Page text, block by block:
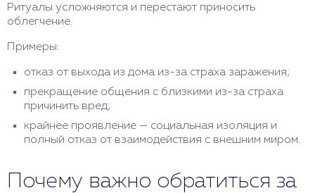
Ритуалы усложняются и перестают приносить
облегчение.
Примеры:
отказ от выхода из дома из-за страха заражения;
прекращение общения с близкими из-за страха
причинить вред;
крайнее проявление — социальная изоляция и
полный отказ от взаимодействия с внешним миром.
Почему важно обратиться за